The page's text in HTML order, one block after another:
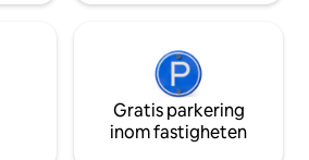
Gratis parkering
inom fastigheten